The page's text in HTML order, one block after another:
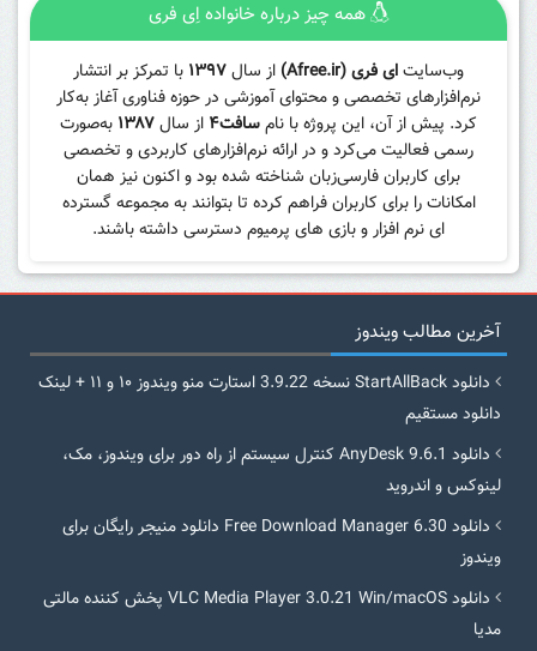
همه چیز درباره خانواده اِی فری
وب‌سایتای فری (Afree.ir) از سال۱۳۹۷ با تمرکز بر انتشار
نرم‌افزارهای تخصصی و محتوای آموزشی در حوزه فناوری آغاز به‌کار
کرد. پیش از آن، این پروژه با نامسافت۴ از سال۱۳۸۷ به‌صورت
رسمی فعالیت می‌کرد و در ارائه نرم‌افزارهای کاربردی و تخصصی
برای کاربران فارسی‌زبان شناخته شده بود و اکنون نیز همان
امکانات را برای کاربران فراهم کرده تا بتوانند به مجموعه گسترده
ای نرم افزار و بازی های پرمیوم دسترسی داشته باشند.
آخرین مطالب ویندوز
دانلود StartAllBack نسخه 3.9.22 استارت منو ویندوز ۱۰ و ۱۱ + لینک
دانلود مستقیم
دانلود AnyDesk 9.6.1 کنترل سیستم از راه دور برای ویندوز، مک،
لینوکس و اندروید
دانلود Free Download Manager 6.30 دانلود منیجر رایگان برای
ویندوز
دانلود VLC Media Player 3.0.21 Win/macOS پخش کننده مالتی
مدیا